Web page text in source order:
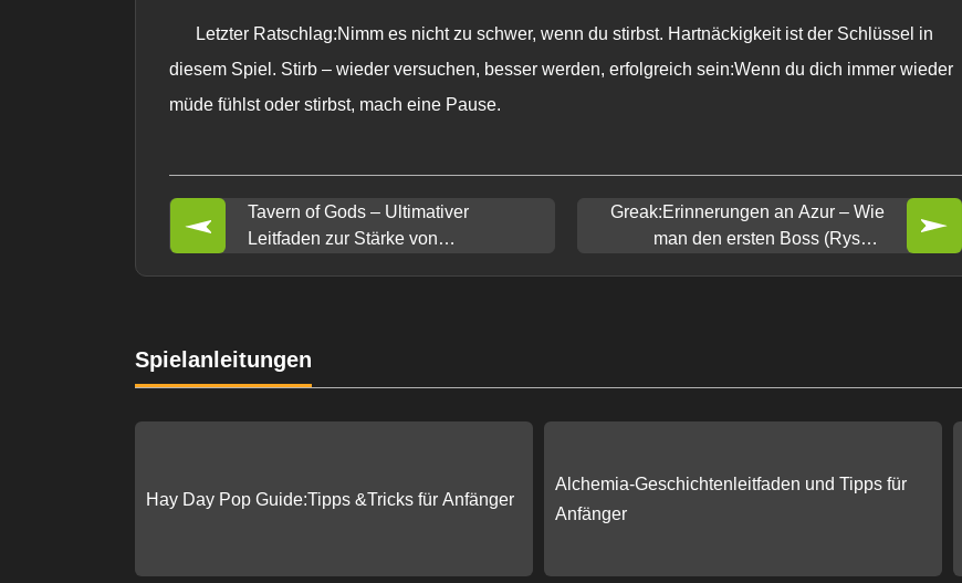
Letzter Ratschlag:Nimm es nicht zu schwer, wenn du stirbst. Hartnäckigkeit ist der Schlüssel in
diesem Spiel. Stirb – wieder versuchen, besser werden, erfolgreich sein:Wenn du dich immer wieder
müde fühlst oder stirbst, mach eine Pause.
Tavern of Gods – Ultimativer
Leitfaden zur Stärke von
Greak:Erinnerungen an Azur – Wie
man den ersten Boss (Ryssar
Spielanleitungen
Hay Day Pop Guide:Tipps &Tricks für Anfänger
Alchemia-Geschichtenleitfaden und Tipps für
Anfänger